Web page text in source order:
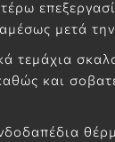
μετά
τεμάχια
και